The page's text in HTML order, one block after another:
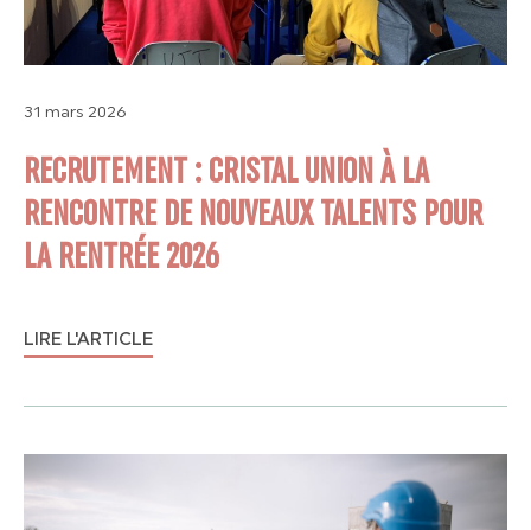
31 mars 2026
RECRUTEMENT : CRISTAL UNION À LA
RENCONTRE DE NOUVEAUX TALENTS POUR
LA RENTRÉE 2026
LIRE L'ARTICLE